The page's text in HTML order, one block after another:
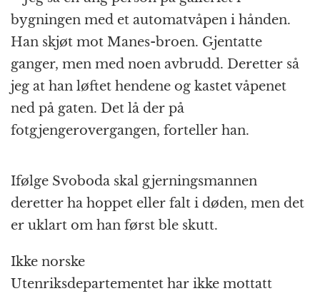
bygningen med et automatvåpen i hånden.
Han skjøt mot Manes-broen. Gjentatte
ganger, men med noen avbrudd. Deretter så
jeg at han løftet hendene og kastet våpenet
ned på gaten. Det lå der på
fotgjengerovergangen, forteller han.
Ifølge Svoboda skal gjerningsmannen
deretter ha hoppet eller falt i døden, men det
er uklart om han først ble skutt.
Ikke norske
Utenriksdepartementet har ikke mottatt